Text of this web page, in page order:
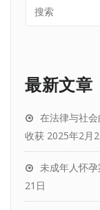
最新文章
在法律与社
收获 2025年2月
未成年人怀
21日